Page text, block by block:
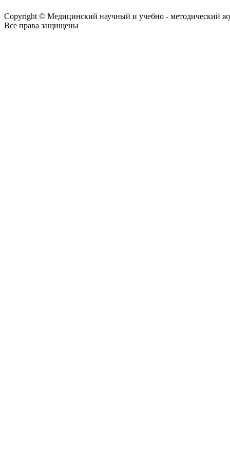
Copyright © Медицинский научный и учебно - методический
Все права защищены